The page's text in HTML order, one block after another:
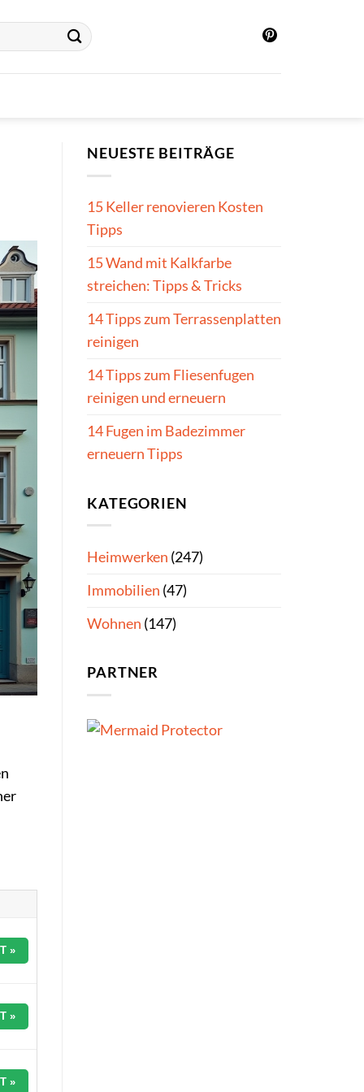
»
»
»
NEUESTE BEITRÄGE
15 Keller renovieren Kosten
Tipps
15 Wand mit Kalkfarbe
streichen: Tipps & Tricks
14 Tipps zum Terrassenplatten
reinigen
14 Tipps zum Fliesenfugen
reinigen und erneuern
14 Fugen im Badezimmer
erneuern Tipps
KATEGORIEN
Heimwerken (247)
Immobilien (47)
Wohnen (147)
PARTNER